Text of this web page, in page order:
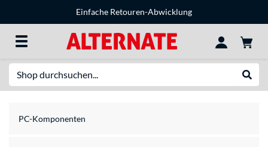
Einfache Retouren-Abwicklung
PC-Komponenten